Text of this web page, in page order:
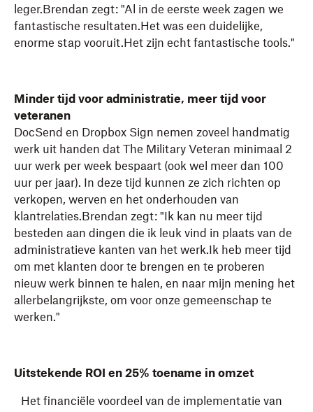
leger.Brendan zegt: "Al in de eerste week zagen we
fantastische resultaten.Het was een duidelijke,
enorme stap vooruit.Het zijn echt fantastische tools."
Minder tijd voor administratie, meer tijd voor
veteranen
DocSend en Dropbox Sign nemen zoveel handmatig
werk uit handen dat The Military Veteran minimaal 2
uur werk per week bespaart (ook wel meer dan 100
uur per jaar). In deze tijd kunnen ze zich richten op
verkopen, werven en het onderhouden van
klantrelaties.Brendan zegt: "Ik kan nu meer tijd
besteden aan dingen die ik leuk vind in plaats van de
administratieve kanten van het werk.Ik heb meer tijd
om met klanten door te brengen en te proberen
nieuw werk binnen te halen, en naar mijn mening het
allerbelangrijkste, om voor onze gemeenschap te
werken."
Uitstekende ROI en 25% toename in omzet
Het financiële voordeel van de implementatie van